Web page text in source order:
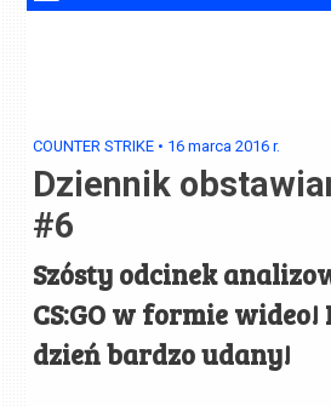
COUNTER STRIKE • 16 marca 2016 r.
Dziennik
#6
Szósty odcinek
CS:GO w formie wideo!
dzień bardzo udany!